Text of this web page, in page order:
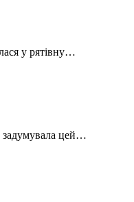
у рятівну…
задумувала цей…